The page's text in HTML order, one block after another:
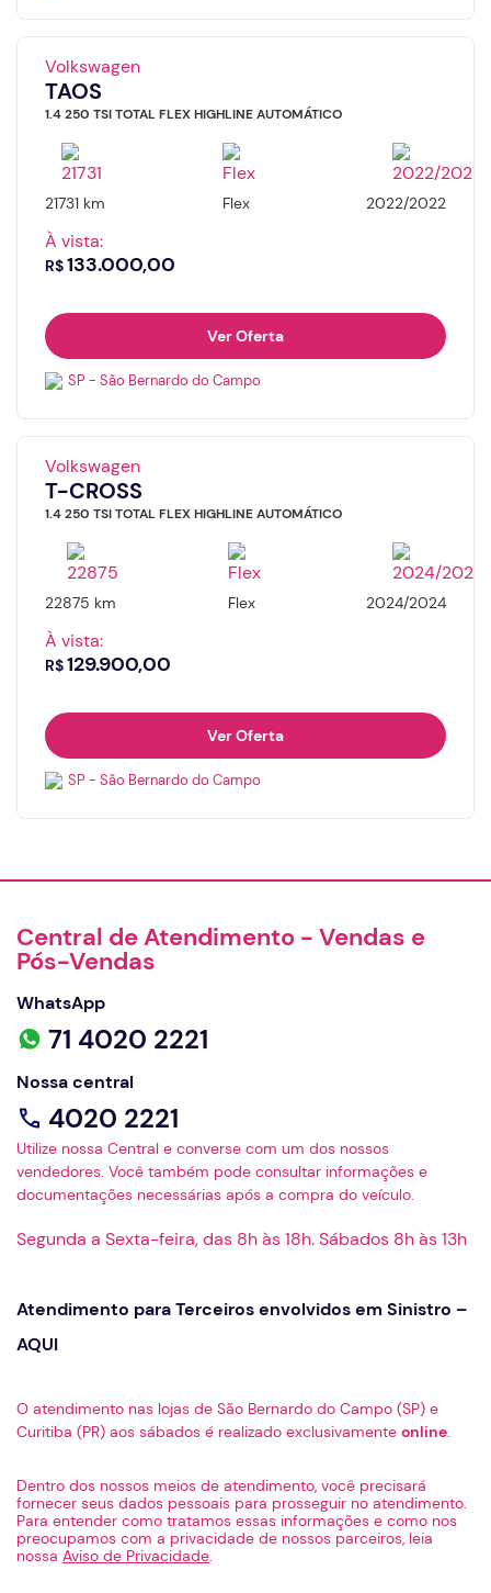
Volkswagen
TAOS
1.4 250 TSI TOTAL FLEX HIGHLINE AUTOMÁTICO
21731 km Flex 2022/2022
À vista:
R$133.000,00
Ver Oferta
SP - São Bernardo do Campo
Volkswagen
T-CROSS
1.4 250 TSI TOTAL FLEX HIGHLINE AUTOMÁTICO
22875 km Flex 2024/2024
À vista:
R$129.900,00
Ver Oferta
SP - São Bernardo do Campo
Central de Atendimento - Vendas e
Pós-Vendas
WhatsApp
71 4020 2221
Nossa central
4020 2221
Utilize nossa Central e converse com um dos nossos
vendedores. Você também pode consultar informações e
documentações necessárias após a compra do veículo.
Segunda a Sexta-feira, das 8h às 18h. Sábados 8h às 13h
Atendimento para Terceiros envolvidos em Sinistro –
AQUI
O atendimento nas lojas de São Bernardo do Campo (SP) e
Curitiba (PR) aos sábados é realizado exclusivamente online.
Dentro dos nossos meios de atendimento, você precisará
fornecer seus dados pessoais para prosseguir no atendimento.
Para entender como tratamos essas informações e como nos
preocupamos com a privacidade de nossos parceiros, leia
nossa Aviso de Privacidade.